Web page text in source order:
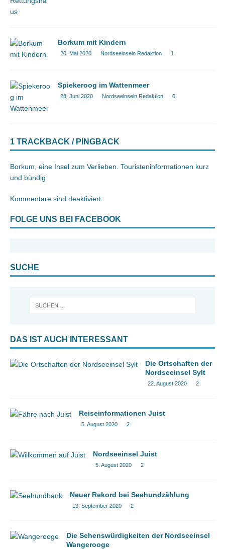
Borkum mit Kindern
20. Mai 2020 Nordseeinseln Redaktion 1
Spiekeroog im Wattenmeer
28. Juni 2020 Nordseeinseln Redaktion 0
1 TRACKBACK / PINGBACK
Borkum, eine Insel zum Verlieben. Touristeninformationen kurz
und bündig
Kommentare sind deaktiviert.
FOLGE UNS BEI FACEBOOK
SUCHE
DAS IST AUCH INTERESSANT
Die Ortschaften der
Nordseeinsel Sylt
22. August 2020 2
Reiseinformationen Juist
5. August 2020 2
Nordseeinsel Juist
5. August 2020 2
Neuer Rekord bei Seehundzählung
13. September 2020 2
Die Sehenswürdigkeiten der Nordseeinsel
Wangerooge